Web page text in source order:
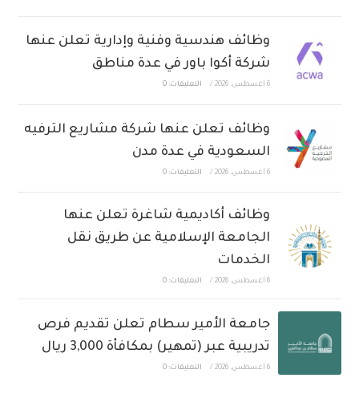
وظائف هندسية وفنية وإدارية تعلن عنها
شركة أكوا باور في عدة مناطق
6 أغسطس، 2026 / التعليقات: 0
وظائف تعلن عنها شركة مشاريع الترفيه
السعودية في عدة مدن
6 أغسطس، 2026 / التعليقات: 0
وظائف أكاديمية شاغرة تعلن عنها
الجامعة الإسلامية عن طريق نقل
الخدمات
6 أغسطس، 2026 / التعليقات: 0
جامعة الأمير سطام تعلن تقديم فرص
تدريبية عبر (تمهير) بمكافأة 3,000 ريال
6 أغسطس، 2026 / التعليقات: 0